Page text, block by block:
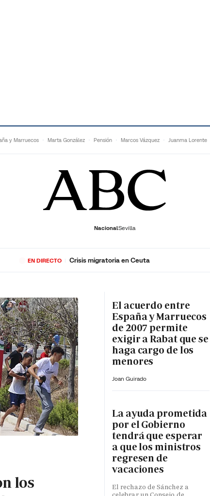
y Marruecos Marta González Pensión Marcos Vázquez Juanma Lorente
NacionalSevilla
ECONOMÍADEPORTES SOCIEDADCULTURAGENTEPLAY
EN DIRECTO Crisis migratoria en Ceuta
los
El acuerdo entre
España y Marruecos
de 2007 permite
exigir a Rabat que se
haga cargo de los
menores
Joan Guirado
La ayuda prometida
por el Gobierno
tendrá que esperar
a que los ministros
regresen de
vacaciones
El rechazo de Sánchez a